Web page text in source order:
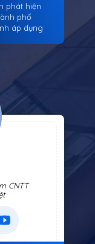
phát hiện
phố
áp dụng
CNTT